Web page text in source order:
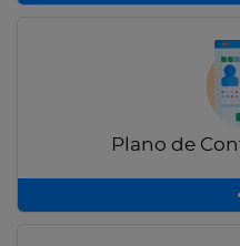
Plano de